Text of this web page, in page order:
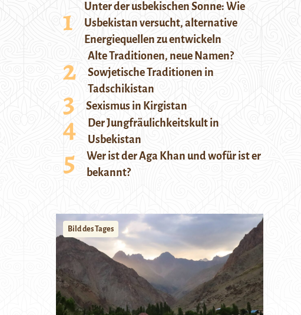
Unter der usbekischen Sonne: Wie
Usbekistan versucht, alternative
Energiequellen zu entwickeln
Alte Traditionen, neue Namen?
Sowjetische Traditionen in
Tadschikistan
Sexismus in Kirgistan
Der Jungfräulichkeitskult in
Usbekistan
Wer ist der Aga Khan und wofür ist er
bekannt?
Bild des Tages